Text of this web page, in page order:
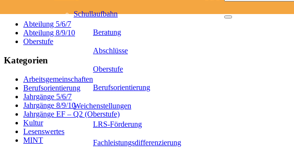
Schullaufbahn
Beratung
Abschlüsse
Oberstufe
Berufsorientierung
Weichenstellungen
LRS-Förderung
Fachleistungsdifferenzierung
Abteilung 5/6/7
Abteilung 8/9/10
Oberstufe
Kategorien
Arbeitsgemeinschaften
Berufsorientierung
Jahrgänge 5/6/7
Jahrgänge 8/9/10
Jahrgänge EF – Q2 (Oberstufe)
Kultur
Lesenswertes
MINT